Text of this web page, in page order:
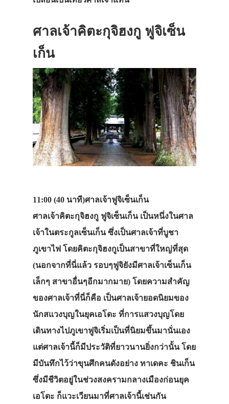
ศาลเจ้าคิตะกุจิฮงกู ฟูจิเซ็น
เก็น
11:00 (40 นาที)ศาลเจ้าฟูจิเซ็นเก็น
ศาลเจ้าคิตะกุจิฮงกู ฟูจิเซ็นเก็น เป็นหนึ่งในศาล
เจ้าในตระกูลเซ็นเก็น ซึ่งเป็นศาลเจ้าที่บูชา
ภูเขาไฟ โดยคิตะกุจิฮงกูเป็นสาขาที่ใหญ่ที่สุด
(นอกจากที่นี่แล้ว รอบๆฟูจิยังมีศาลเจ้าเซ็นเก็น
เล็กๆ สาขาอื่นๆอีกมากมาย) โดยความสำคัญ
ของศาลเจ้าที่นี่ก็คือ เป็นศาลเจ้ายอดนิยมของ
นักสแวงบุญในยุคเอโดะ ที่การแสวงบุญโดย
เดินทางไปภูเขาฟูจิเริ่มเป็นที่นิยมขึ้นมานั่นเอง
แต่ศาลเจ้านี้ก็มีประวัติที่ยาวนานยิ่งกว่านั้น โดย
มีบันทึกไว้ว่าขุนศึกคนดังอย่าง ทาเดคะ ชินเก็น
ซึ่งมีชีวิตอยู่ในช่วงสงครามกลางเมืองก่อนยุค
เอโดะ ก็แวะเวียนมาที่ศาลเจ้านี้เช่นกัน
สาระน่ารู้
ภาพประทับใจ